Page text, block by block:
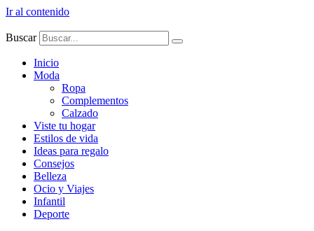
Ir al contenido
Buscar
Inicio
Moda
Ropa
Complementos
Calzado
Viste tu hogar
Estilos de vida
Ideas para regalo
Consejos
Belleza
Ocio y Viajes
Infantil
Deporte